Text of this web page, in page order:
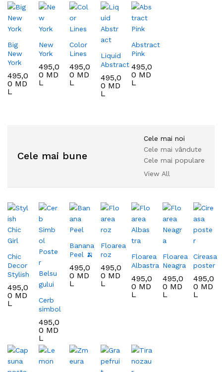
Big
New
York
495,0
0 MD
L
New
York
495,0
0 MD
L
Color
Lines
495,0
0 MD
L
Liquid
Abstract
495,0
0 MD
L
Abstract
Pink
495,0
0 MD
L
Cele mai bune
Cele mai noi
Cele mai vândute
Cele mai populare
View All
Chic
Decor
Stylish
495,0
0 MD
L
Cerb
simbol
495,0
0 MD
L
Banana
Peel 🍌
495,0
0 MD
L
Floarea
roz
495,0
0 MD
L
Floarea
Albastra
495,0
0 MD
L
Floarea
Neagra
495,0
0 MD
L
Cireasa
poster
495,0
0 MD
L